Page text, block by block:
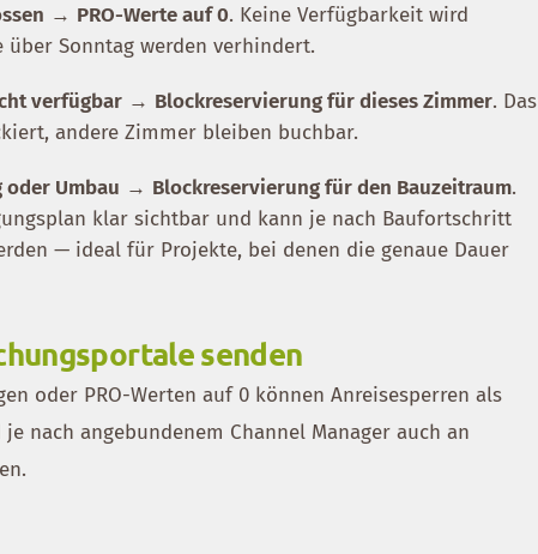
→ PRO-Werte auf 0. Keine Verfügbarkeit wird
Sonntag werden verhindert.
verfügbar → Blockreservierung für dieses Zimmer. Das
andere Zimmer bleiben buchbar.
Umbau → Blockreservierung für den Bauzeitraum.
klar sichtbar und kann je nach Baufortschritt
— ideal für Projekte, bei denen die genaue Dauer
senden
oder PRO-Werten auf 0 können Anreisesperren als
nach angebundenem Channel Manager auch an